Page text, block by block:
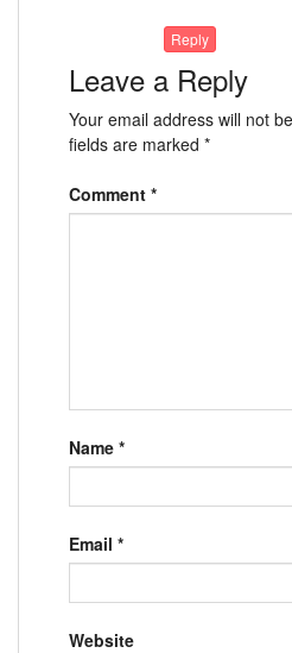
Reply
Leave a Reply
Your email address will not
fields are marked *
Comment *
Name *
Email *
Website